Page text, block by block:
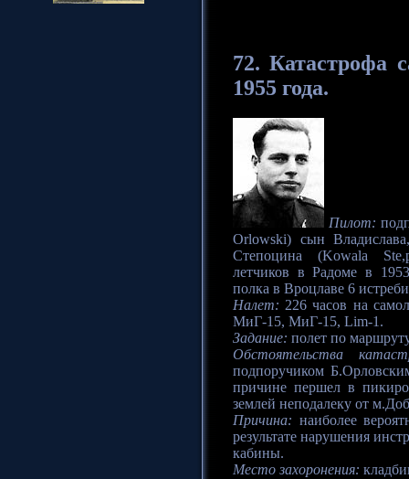
72. Катастрофа
1955 года.
Пилот:
Orlowski) сын
Степоцина (Kowala
летчиков в Радоме в
полка в Вроцлаве 6
Налет: 226 часов на
МиГ-15, МиГ-15, Lim-1.
Задание: полет по
Обстоятельства
подпоручиком
причине першел в
землей неподалеку от
Причина: наиболее
результате нарушения
кабины.
Место захоронения: